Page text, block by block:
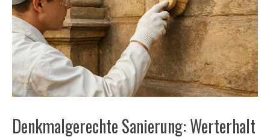
Denkmalgerechte Sanierung: Werterhalt